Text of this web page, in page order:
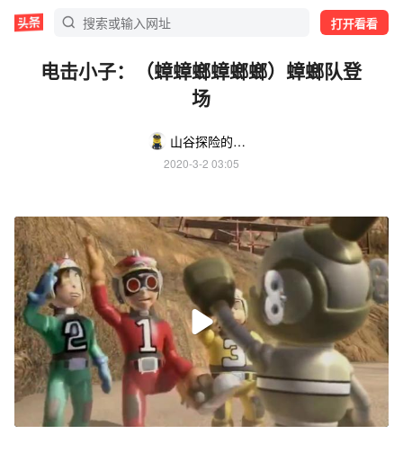
打开看看
电击小子：（蟑蟑螂蟑螂螂）蟑螂队登
场
山谷探险的惊奇
2020-3-2 03:05